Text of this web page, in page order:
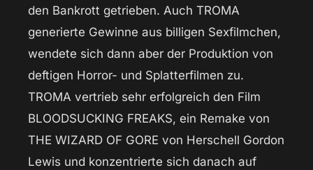
den Bankrott getrieben. Auch TROMA
generierte Gewinne aus billigen Sexfilmchen,
wendete sich dann aber der Produktion von
deftigen Horror- und Splatterfilmen zu.
TROMA vertrieb sehr erfolgreich den Film
BLOODSUCKING FREAKS, ein Remake von
THE WIZARD OF GORE von Herschell Gordon
Lewis und konzentrierte sich danach auf